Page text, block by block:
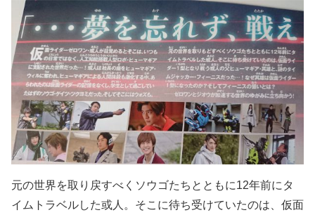
元の世界を取り戻すべくソウゴたちとともに12年前にタ
イムトラベルした或人。そこに待ち受けていたのは、仮面